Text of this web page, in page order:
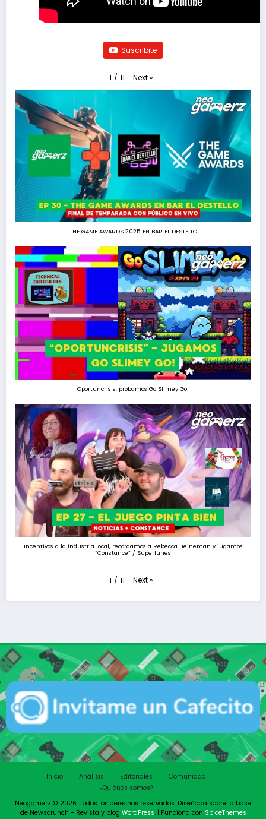
Suscribite
1 / 11 Next»
THE GAME AWARDS 2025 EN BAR EL DESTELLO
Oportuncrisis, probamos Go Slimey Go!
Incentivos a la industria local, recordamos a Rebecca Heineman y jugamos
“Constance” / Superlunes
1 / 11 Next»
Inicio Análisis Editoriales
Comunidad
¿Quiénes somos?
Neogamerz © 2026. Todos los derechos reservados. Diseñada sobre la base
de Newscrunch - Revista y blog WordPress. | Funciona con SpiceThemes